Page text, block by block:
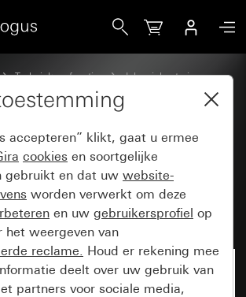
Techniek en functies
Jaloeziebesturing
KNX
4-voudig
DC 12 - 48 V met
voor KNX
accepteren” klikt, gaat u ermee
cookies en soortgelijke
gebruikt en dat uw website-
worden verwerkt om deze
en uw gebruikersprofiel op
het weergeven van
reclame. Houd er rekening mee
deelt over uw gebruik van
partners voor sociale media,